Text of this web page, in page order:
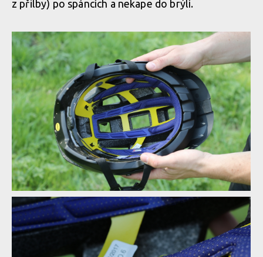
z přilby) po spáncích a nekape do brýlí.
Test: Fox Flux - legendární helma zcela v novém
Test: Fox Flux - legendární helma zcela v novém